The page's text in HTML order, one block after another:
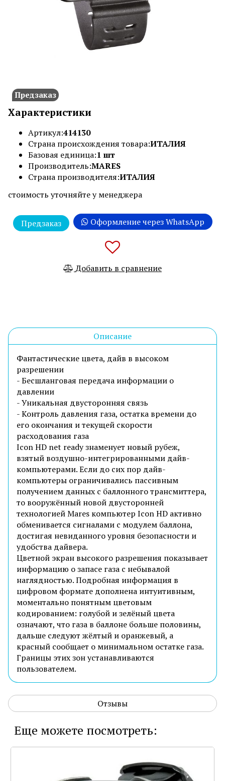
Предзаказ
Характеристики
Артикул:414130
Страна происхождения товара:ИТАЛИЯ
Базовая единица:1 шт
Производитель:MARES
Страна производителя:ИТАЛИЯ
стоимость уточняйте у менеджера
Предзаказ Оформление через WhatsApp
Добавить в сравнение
Описание
Фантастические цвета, дайв в высоком
разрешении
- Бесшланговая передача информации о
давлении
- Уникальная двусторонняя связь
- Контроль давления газа, остатка времени до
его окончания и текущей скорости
расходования газа
Icon HD net ready знаменует новый рубеж,
взятый воздушно-интегрированными дайв-
компьютерами. Если до сих пор дайв-
компьютеры ограничивались пассивным
получением данных с баллонного трансмиттера,
то вооружённый новой двусторонней
технологией Mares компьютер Icon HD активно
обменивается сигналами с модулем баллона,
достигая невиданного уровня безопасности и
удобства дайвера.
Цветной экран высокого разрешения показывает
информацию о запасе газа с небывалой
наглядностью. Подробная информация в
цифровом формате дополнена интуитивным,
моментально понятным цветовым
кодированием: голубой и зелёный цвета
означают, что газа в баллоне больше половины,
дальше следуют жёлтый и оранжевый, а
красный сообщает о минимальном остатке газа.
Границы этих зон устанавливаются
пользователем.
Отзывы
Еще можете посмотреть: